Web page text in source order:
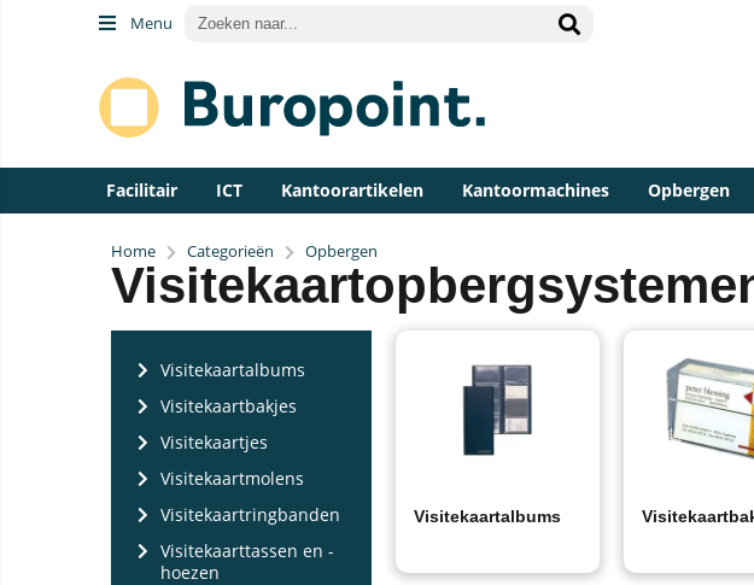
Menu
Facilitair ICT Kantoorartikelen Kantoormachines Opbergen
Home Categorieën Opbergen
Visitekaartalbums
Visitekaartbakjes
Visitekaartjes
Visitekaartmolens
Visitekaartringbanden
Visitekaarttassen en -
hoezen
Visitekaartalbums